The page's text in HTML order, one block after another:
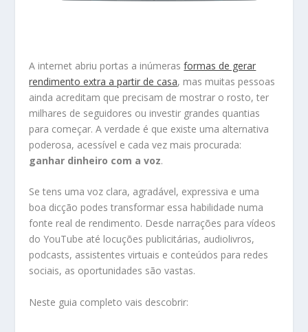
A internet abriu portas a inúmerasformas de gerar
rendimento extra a partir de casa, mas muitas pessoas
ainda acreditam que precisam de mostrar o rosto, ter
milhares de seguidores ou investir grandes quantias
para começar. A verdade é que existe uma alternativa
poderosa, acessível e cada vez mais procurada:
ganhar dinheiro com a voz.
Se tens uma voz clara, agradável, expressiva e uma
boa dicção podes transformar essa habilidade numa
fonte real de rendimento. Desde narrações para vídeos
do YouTube até locuções publicitárias, audiolivros,
podcasts, assistentes virtuais e conteúdos para redes
sociais, as oportunidades são vastas.
Neste guia completo vais descobrir: